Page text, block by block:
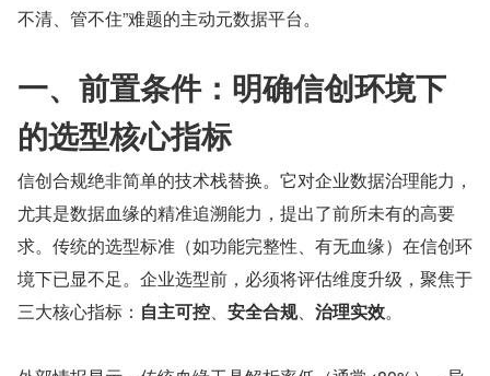
不清、管不住”难题的主动元数据平台。
一、前置条件：明确信创环境下
的选型核心指标
信创合规绝非简单的技术栈替换。它对企业数据治理能力，
尤其是数据血缘的精准追溯能力，提出了前所未有的高要
求。传统的选型标准（如功能完整性、有无血缘）在信创环
境下已显不足。企业选型前，必须将评估维度升级，聚焦于
三大核心指标： 自主可控、 安全合规、 治理实效。